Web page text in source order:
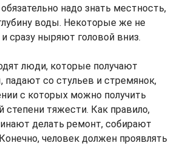
надо знать местность,
воды. Некоторые же не
сразу ныряют головой вниз.
люди, которые получают
со стульев и стремянок,
с которых можно получить
степени тяжести. Как правило,
делать ремонт, собирают
человек должен проявлять